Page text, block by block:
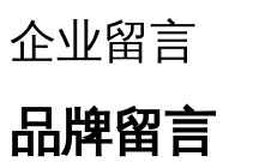
企业留言
品牌留言